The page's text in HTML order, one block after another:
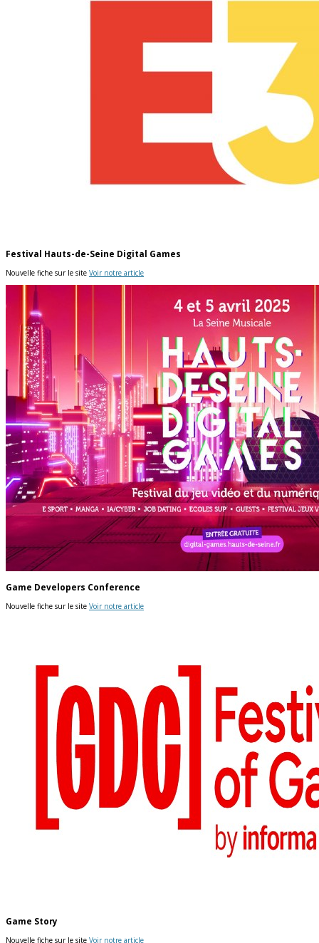
Festival Hauts-de-Seine Digital Games
Nouvelle fiche sur le site Voir notre article
Game Developers Conference
Nouvelle fiche sur le site Voir notre article
Game Story
Nouvelle fiche sur le site Voir notre article